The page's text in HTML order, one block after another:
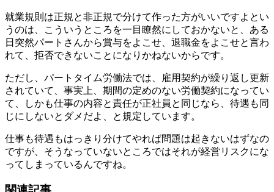
就業規則は正規と非正規で分けて作った方がいいですよとい
うのは、こういうところを一目瞭然にしておかないと、ある
日突然パートさんから賞与をよこせ、退職金をよこせと言わ
れて、拒否できないことになりかねないからです。
ただし、パートタイム労働法では、雇用契約が繰り返し更新
されていて、事実上、期間の定めのない労働契約になってい
て、しかも仕事の内容と責任が正社員と同じなら、待遇も同
じにしないとダメだよ、と規定しています。
仕事も待遇もはっきり分けてやれば問題は起きないはずなの
ですが、そうなっていないところではそれが経営リスクにな
ってしまっているんですね。